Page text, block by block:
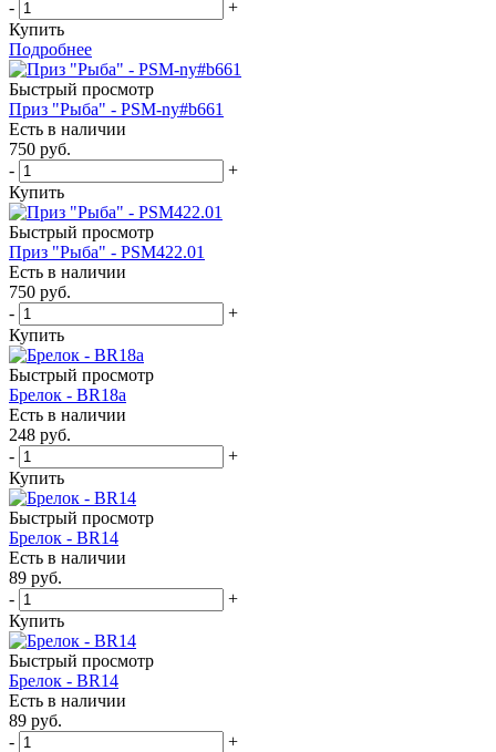
-
+
Купить
Подробнее
Быстрый просмотр
Приз "Рыба" - PSM-ny#b661
Есть в наличии
750 руб.
-
+
Купить
Быстрый просмотр
Приз "Рыба" - PSM422.01
Есть в наличии
750 руб.
-
+
Купить
Быстрый просмотр
Брелок - BR18a
Есть в наличии
248 руб.
-
+
Купить
Быстрый просмотр
Брелок - BR14
Есть в наличии
89 руб.
-
+
Купить
Быстрый просмотр
Брелок - BR14
Есть в наличии
89 руб.
-
+